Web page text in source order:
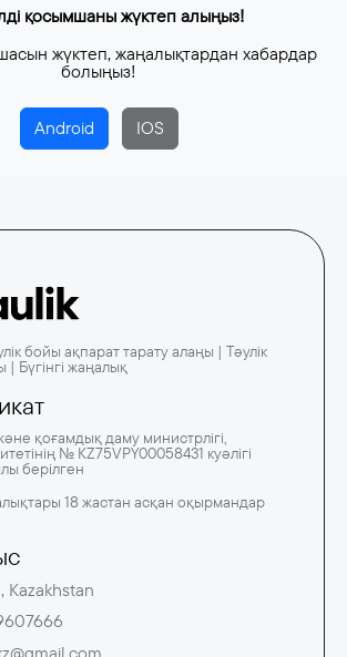
қосымшаны жүктеп алыңыз!
жүктеп, жаңалықтардан хабардар
болыңыз!
Android IOS
бойы ақпарат тарату алаңы | Тәулік
Бүгінгі жаңалық
қоғамдық даму министрлігі,
№ KZ75VPY00058431 куәлігі
берілген
18 жастан асқан оқырмандар
Kazakhstan